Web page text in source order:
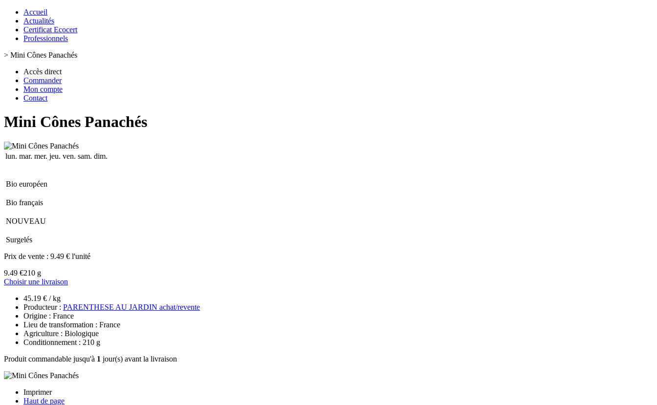
Accueil
Actualités
Certificat Ecocert
Professionnels
> Mini Cônes Panachés
Accès direct
Commander
Mon compte
Contact
Mini Cônes Panachés
lun. mar. mer. jeu. ven. sam. dim.
Bio européen
Bio français
NOUVEAU
Surgelés
Prix de vente : 9.49 € l'unité
9.49 €210 g
Choisir une livraison
45.19 € / kg
Producteur : PARENTHESE AU JARDIN achat/revente
Origine : France
Lieu de transformation : France
Agriculture : Biologique
Conditionnement : 210 g
Produit commandable jusqu'à 1 jour(s) avant la livraison
Imprimer
Haut de page